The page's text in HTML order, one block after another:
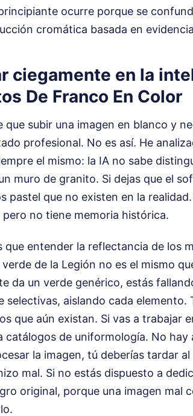
ocurre porque se
cromática basada en
ciegamente en la
De Franco En Color
que subir una imagen en blanco y
profesional. No es así. He
el mismo: la IA no sabe
muro de granito. Si dejas que el
pastel que no existen en la
no tiene memoria histórica.
que entender la reflectancia de los
de la Legión no es el mismo
da un verde genérico, estás
selectivas, aislando cada elemento.
que aún existan. Si vas a trabajar
catálogos de uniformología. No hay
la imagen, tú deberías tardar
mal. Si no estás dispuesto a
original, porque una imagen mal